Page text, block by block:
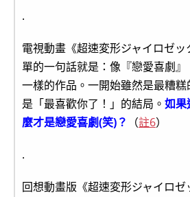
.
電視動畫《超速変形ジャイロゼ
單的一句話就是：像『戀愛喜劇』
一樣的作品。一開始雖然是最糟
是「最喜歡你了！」的結局。 如果
麼才是戀愛喜劇(笑)？
（註6）
.
回想動畫版《超速変形ジャイロ